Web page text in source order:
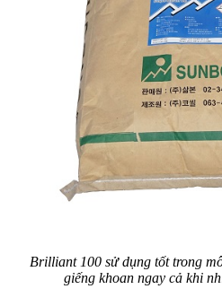
Brilliant 100 sử dụng tốt trong
giếng khoan ngay cả khi